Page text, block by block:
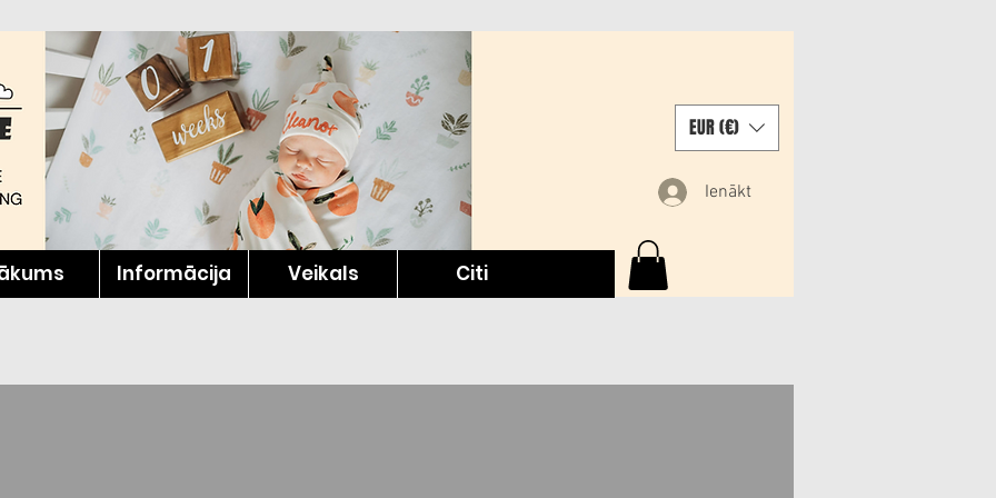
EUR (€)
Ienākt
Informācija Veikals Citi